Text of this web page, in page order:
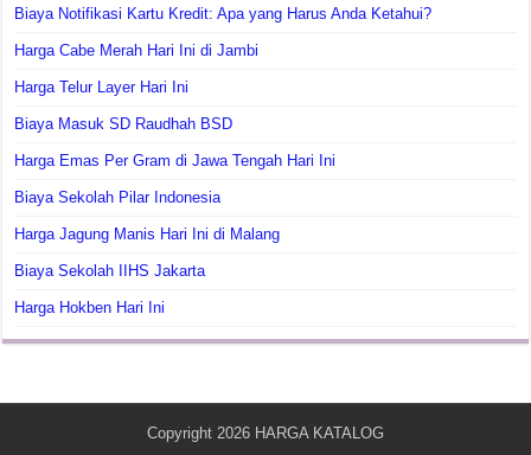
Biaya Notifikasi Kartu Kredit: Apa yang Harus Anda Ketahui?
Harga Cabe Merah Hari Ini di Jambi
Harga Telur Layer Hari Ini
Biaya Masuk SD Raudhah BSD
Harga Emas Per Gram di Jawa Tengah Hari Ini
Biaya Sekolah Pilar Indonesia
Harga Jagung Manis Hari Ini di Malang
Biaya Sekolah IIHS Jakarta
Harga Hokben Hari Ini
Copyright 2026 HARGA KATALOG